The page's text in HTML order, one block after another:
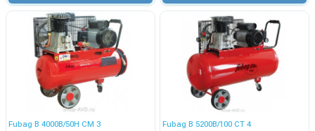
Fubag B 4000B/50H СМ 3 Fubag B 5200B/100 СТ 4